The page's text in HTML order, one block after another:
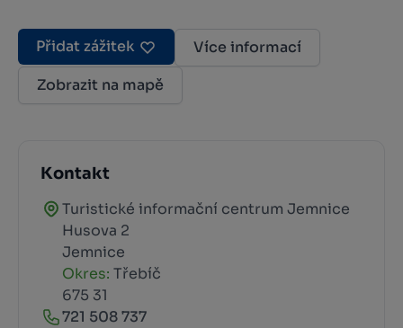
Přidat zážitek
Více informací
Zobrazit na mapě
Kontakt
Turistické informační centrum Jemnice
Husova 2
Jemnice
Okres: Třebíč
675 31
721 508 737